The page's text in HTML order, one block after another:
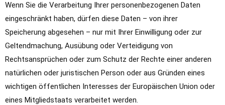
Wenn Sie die Verarbeitung Ihrer personenbezogenen Daten
eingeschränkt haben, dürfen diese Daten – von ihrer
Speicherung abgesehen – nur mit Ihrer Einwilligung oder zur
Geltendmachung, Ausübung oder Verteidigung von
Rechtsansprüchen oder zum Schutz der Rechte einer anderen
natürlichen oder juristischen Person oder aus Gründen eines
wichtigen öffentlichen Interesses der Europäischen Union oder
eines Mitgliedstaats verarbeitet werden.